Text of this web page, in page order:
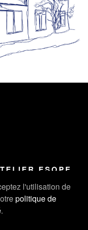
l'utilisation de
politique de
.
ESOPE